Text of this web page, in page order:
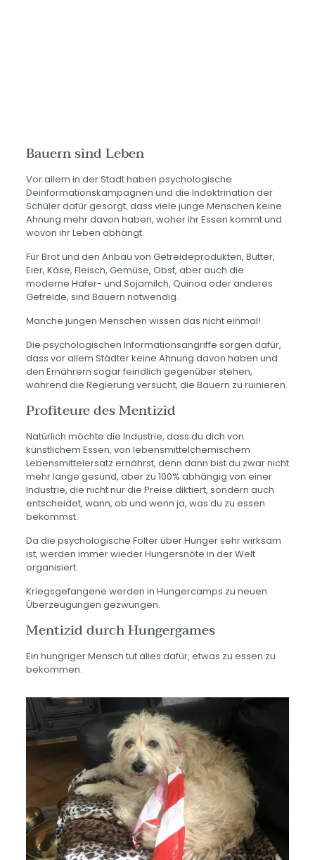
Bauern sind Leben
Vor allem in der Stadt haben psychologische
Deinformationskampagnen und die Indoktrination der
Schüler dafür gesorgt, dass viele junge Menschen keine
Ahnung mehr davon haben, woher ihr Essen kommt und
wovon ihr Leben abhängt.
Für Brot und den Anbau von Getreideprodukten, Butter,
Eier, Käse, Fleisch, Gemüse, Obst, aber auch die
moderne Hafer- und Sojamilch, Quinoa oder anderes
Getreide, sind Bauern notwendig.
Manche jungen Menschen wissen das nicht einmal!
Die psychologischen Informationsangriffe sorgen dafür,
dass vor allem Städter keine Ahnung davon haben und
den Ernährern sogar feindlich gegenüber stehen,
während die Regierung versucht, die Bauern zu ruinieren.
Profiteure des Mentizid
Natürlich möchte die Industrie, dass du dich von
künstlichem Essen, von lebensmittelchemischem
Lebensmittelersatz ernährst, denn dann bist du zwar nicht
mehr lange gesund, aber zu 100% abhängig von einer
Industrie, die nicht nur die Preise diktiert, sondern auch
entscheidet, wann, ob und wenn ja, was du zu essen
bekommst.
Da die psychologische Folter über Hunger sehr wirksam
ist, werden immer wieder Hungersnöte in der Welt
organisiert.
Kriegsgefangene werden in Hungercamps zu neuen
Überzeugungen gezwungen.
Mentizid durch Hungergames
Ein hungriger Mensch tut alles dafür, etwas zu essen zu
bekommen.